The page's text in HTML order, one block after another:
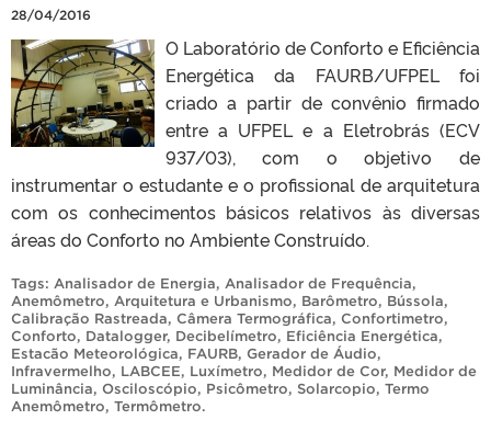
28/04/2016
O Laboratório de Conforto e Eficiência
Energética da FAURB/UFPEL foi
criado a partir de convênio firmado
entre a UFPEL e a Eletrobrás (ECV
937/03), com o objetivo de
instrumentar o estudante e o profissional de arquitetura
com os conhecimentos básicos relativos às diversas
áreas do Conforto no Ambiente Construído.
Tags: Analisador de Energia, Analisador de Frequência,
Anemômetro, Arquitetura e Urbanismo, Barômetro, Bússola,
Calibração Rastreada, Câmera Termográfica, Confortimetro,
Conforto, Datalogger, Decibelímetro, Eficiência Energética,
Estacão Meteorológica, FAURB, Gerador de Áudio,
Infravermelho, LABCEE, Luxímetro, Medidor de Cor, Medidor de
Luminância, Osciloscópio, Psicômetro, Solarcopio, Termo
Anemômetro, Termômetro.